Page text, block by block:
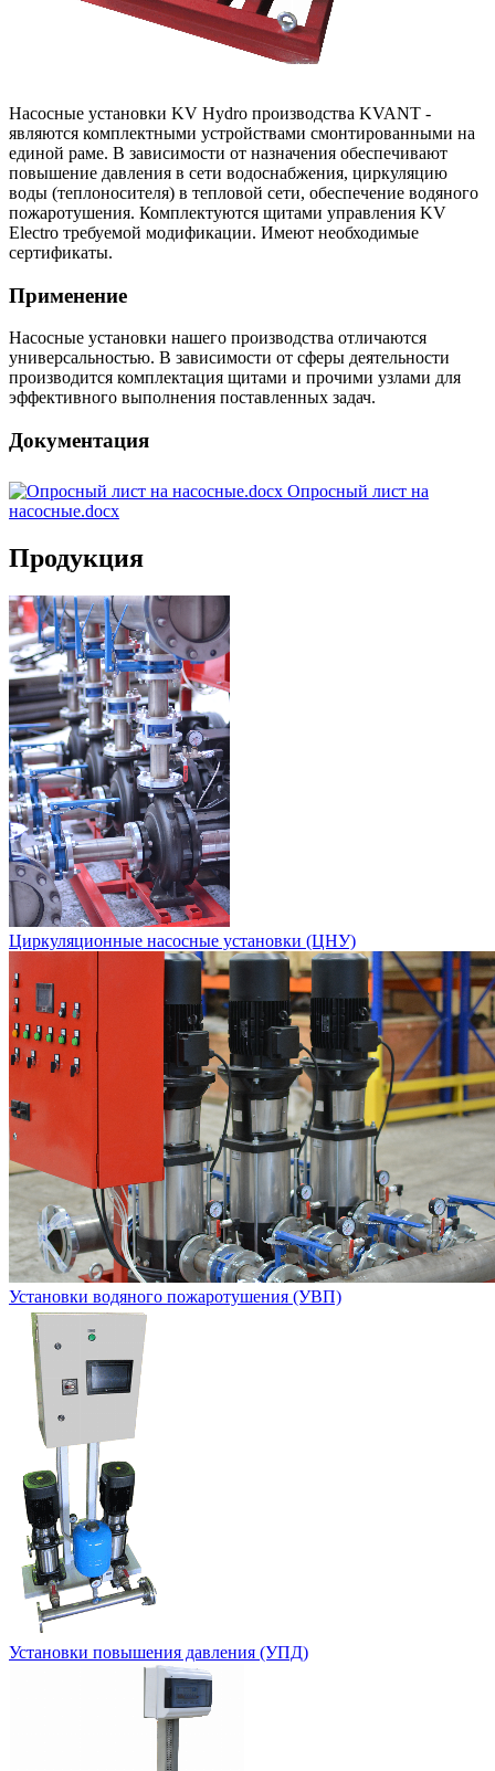
Насосные установки KV Hydro производства KVANT -
являются комплектными устройствами смонтированными на
единой раме. В зависимости от назначения обеспечивают
повышение давления в сети водоснабжения, циркуляцию
воды (теплоносителя) в тепловой сети, обеспечение водяного
пожаротушения. Комплектуются щитами управления KV
Electro требуемой модификации. Имеют необходимые
сертификаты.
Применение
Насосные установки нашего производства отличаются
универсальностью. В зависимости от сферы деятельности
производится комплектация щитами и прочими узлами для
эффективного выполнения поставленных задач.
Документация
Опросный лист на
насосные.docx
Продукция
Циркуляционные насосные установки (ЦНУ)
Установки водяного пожаротушения (УВП)
Установки повышения давления (УПД)